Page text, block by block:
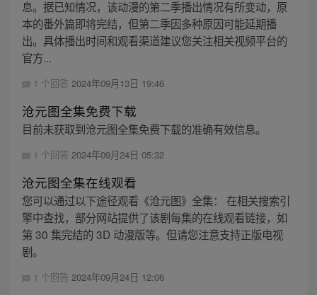
息。据已知情况，该动漫的第二季播出情况有所变动，原
本的番外篇即将完结，但第二季因多种原因可能延期播
出。具体播出时间和观看渠道建议您关注相关视频平台的
官方...
1 个回答 2024年09月13日 19:46
沧元图全集免费下载
目前未获取到沧元图全集免费下载的准确有效信息。
1 个回答 2024年09月24日 05:32
沧元图全集在线观看
您可以通过以下途径观看《沧元图》全集： 在相关搜索引
擎中查找，部分网站提供了该剧每集的在线观看链接，如
第 30 集完结的 3D 动漫版等。但请您注意支持正版电视
剧。
1 个回答 2024年09月24日 12:06